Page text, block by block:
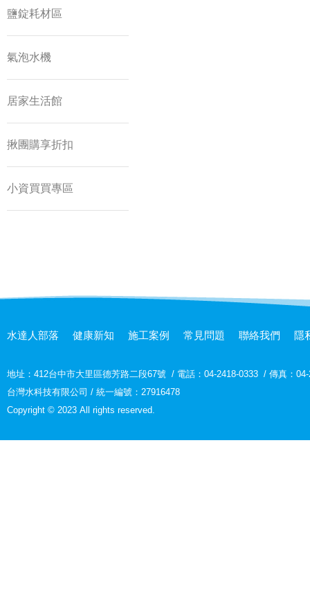
鹽錠耗材區
氣泡水機
居家生活館
揪團購享折扣
小資買買專區
水達人部落 健康新知 施工案例 常見問題 聯絡我們 隱
地址： 412台中市大里區德芳路二段67號 / 電話：04-2418-0333 / 傳真：
台灣水科技有限公司 / 統一編號：27916478
Copyright © 2023 All rights reserved.